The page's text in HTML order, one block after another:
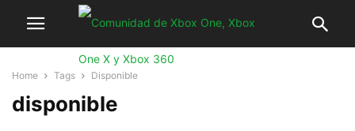
Home Tags Disponible
disponible